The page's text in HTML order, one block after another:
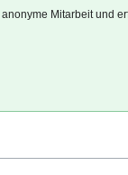
Mitarbeit und